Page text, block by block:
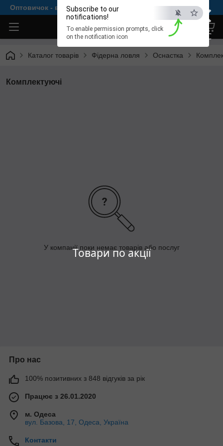
×
ESC
Товари по акції
Subscribe to our
notifications!
To enable permission prompts, click
on the notification icon
Оптовичок - все для комфортної рибалки
Каталог товарів Фідерна ловля Оснастка
Комплектуючі
У компанії поки немає товарів або послуг
Про нас
100% позитивних з 848 відгуків за рік
Працює з 26.01.2020
м. Одеса
вул. Базова, 17, Одеса, Україна
Контакти